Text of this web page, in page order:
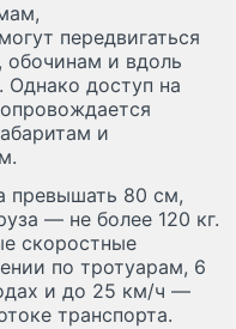
передвигаться
и вдоль
Однако доступ на
и
превышать 80 см,
— не более 120 кг.
скоростные
по тротуарам, 6
и до 25 км/ч —
транспорта.